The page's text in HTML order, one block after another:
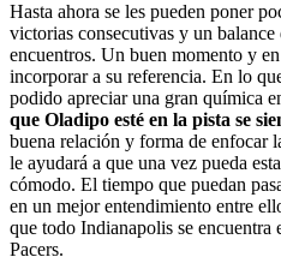
Hasta ahora se les pueden poner
victorias consecutivas y un
encuentros. Un buen momento y
incorporar a su referencia. En lo
podido apreciar una gran química
que Oladipo esté en la pista se
buena relación y forma de enfocar
le ayudará a que una vez pueda
cómodo. El tiempo que puedan
en un mejor entendimiento entre
que todo Indianapolis se encuentra
Pacers.